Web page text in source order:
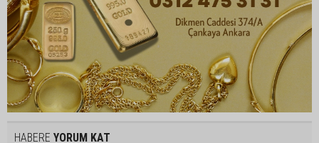
HABERE YORUM KAT